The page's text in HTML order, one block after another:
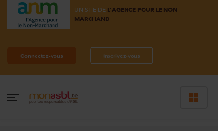
UN SITE DE L'AGENCE POUR LE NON
MARCHAND
Connectez-vous Inscrivez-vous